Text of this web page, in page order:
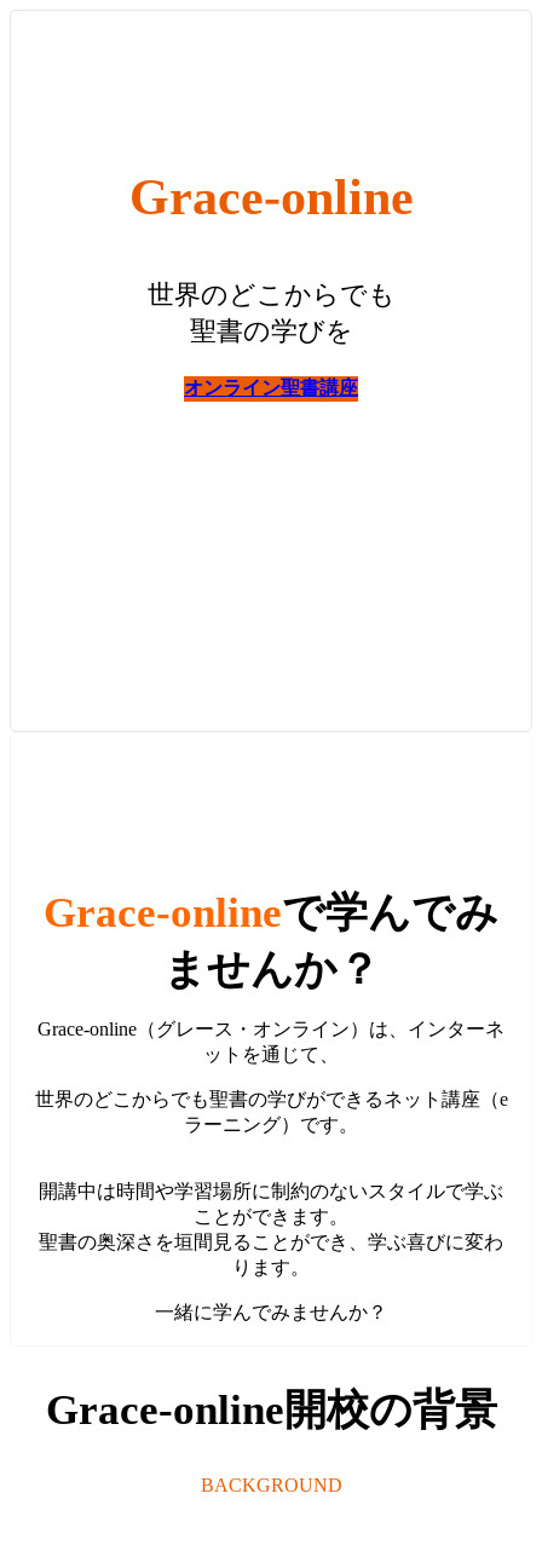
コ
ナ
Grace-online
世界のどこからでも
聖書の学びを
オンライン聖書講座
Grace-onlineで学んでみ
ませんか？
Grace-online（グレース・オンライン）は、インターネ
ットを通じて、
世界のどこからでも聖書の学びができるネット講座（e
ラーニング）です。
開講中は時間や学習場所に制約のないスタイルで学ぶ
ことができます。
聖書の奥深さを垣間見ることができ、学ぶ喜びに変わ
ります。
一緒に学んでみませんか？
Grace-online開校の背景
BACKGROUND